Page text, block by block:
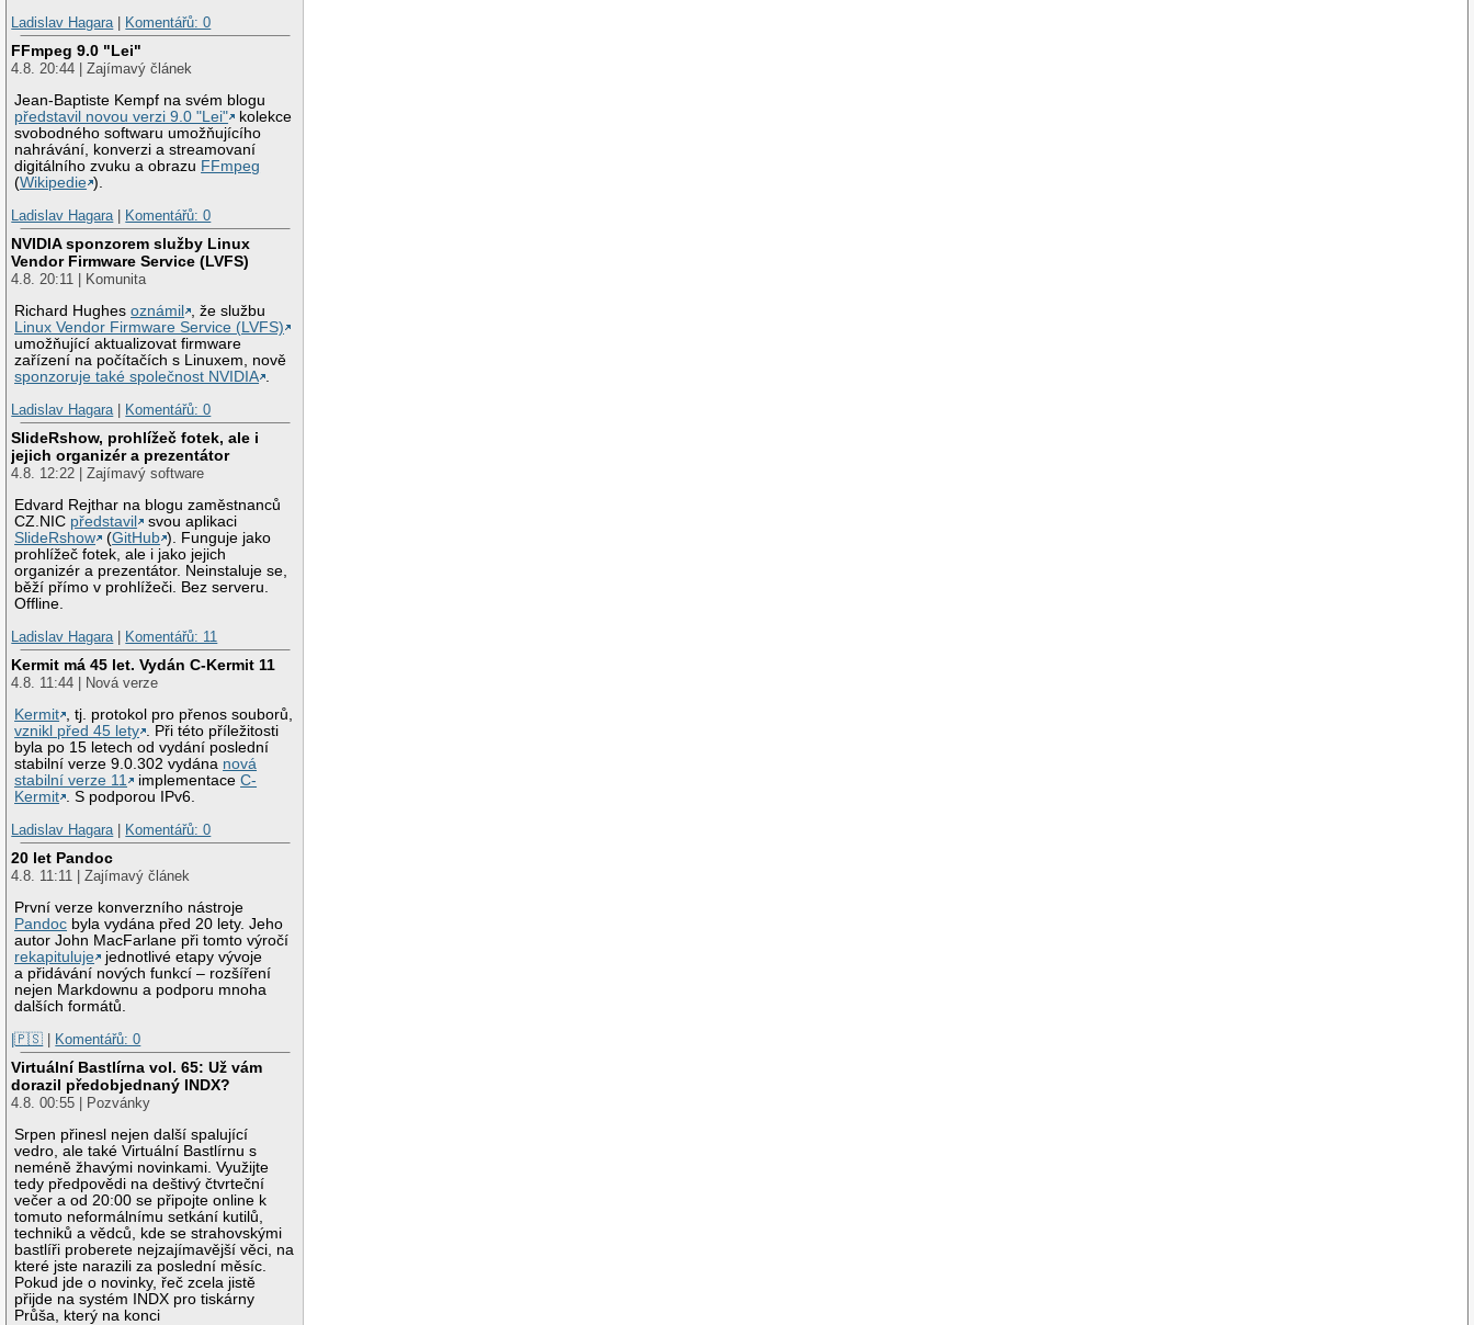
Ladislav Hagara
Komentářů: 0
FFmpeg 9.0 "Lei"
4.8. 20:44 | Zajímavý článek
Jean-Baptiste Kempf na svém blogu
představil novou verzi 9.0 "Lei"
kolekce
svobodného softwaru umožňujícího
nahrávání, konverzi a streamovaní
digitálního zvuku a obrazu FFmpeg
(Wikipedie ).
Ladislav Hagara
Komentářů: 0
NVIDIA sponzorem služby Linux
Vendor Firmware Service (LVFS)
4.8. 20:11 | Komunita
Richard Hughesoznámil
, že službu
Linux Vendor Firmware Service (LVFS)
umožňující aktualizovat firmware
zařízení na počítačích s Linuxem, nově
sponzoruje také společnost NVIDIA .
Ladislav Hagara | Komentářů: 0
SlideRshow, prohlížeč fotek, ale i
jejich organizér a prezentátor
4.8. 12:22 | Zajímavý software
Edvard Rejthar na blogu zaměstnanců
CZ.NIC představil
svou aplikaci
SlideRshow
(GitHub ). Funguje jako
prohlížeč fotek, ale i jako jejich
organizér a prezentátor. Neinstaluje se,
běží přímo v prohlížeči. Bez serveru.
Offline.
Ladislav Hagara | Komentářů: 11
Kermit má 45 let. Vydán C-Kermit 11
4.8. 11:44 | Nová verze
Kermit , tj. protokol pro přenos souborů,
vznikl před 45 lety . Při této příležitosti
byla po 15 letech od vydání poslední
stabilní verze 9.0.302 vydána nová
stabilní verze 11
implementaceC-
Kermit . S podporou IPv6.
Ladislav Hagara | Komentářů: 0
20 let Pandoc
4.8. 11:11 | Zajímavý článek
První verze konverzního nástroje
Pandoc byla vydána před 20 lety. Jeho
autor John MacFarlane při tomto výročí
rekapituluje
jednotlivé etapy vývoje
a přidávání nových funkcí – rozšíření
nejen Markdownu a podporu mnoha
dalších formátů.
|🇵🇸 | Komentářů: 0
Virtuální Bastlírna vol. 65: Už vám
dorazil předobjednaný INDX?
4.8. 00:55 | Pozvánky
Srpen přinesl nejen další spalující
vedro, ale také Virtuální Bastlírnu s
neméně žhavými novinkami. Využijte
tedy předpovědi na deštivý čtvrteční
večer a od 20:00 se připojte online k
tomuto neformálnímu setkání kutilů,
techniků a vědců, kde se strahovskými
bastlíři proberete nejzajímavější věci, na
které jste narazili za poslední měsíc.
Pokud jde o novinky, řeč zcela jistě
přijde na systém INDX pro tiskárny
Průša, který na konci